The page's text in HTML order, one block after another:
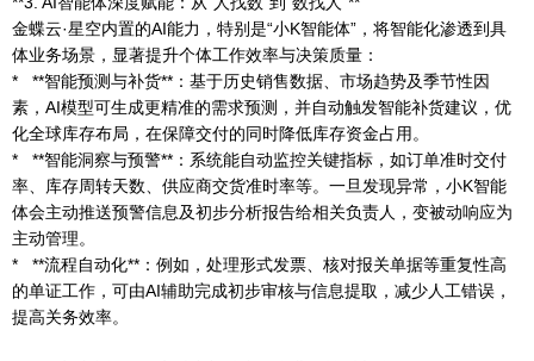
金蝶云·星空内置的AI能力，特别是“小K智能体”，将智能化渗透到具
体业务场景，显著提升个体工作效率与决策质量：
* **智能预测与补货**：基于历史销售数据、市场趋势及季节性因
素，AI模型可生成更精准的需求预测，并自动触发智能补货建议，优
化全球库存布局，在保障交付的同时降低库存资金占用。
* **智能洞察与预警**：系统能自动监控关键指标，如订单准时交付
率、库存周转天数、供应商交货准时率等。一旦发现异常，小K智能
体会主动推送预警信息及初步分析报告给相关负责人，变被动响应为
主动管理。
* **流程自动化**：例如，处理形式发票、核对报关单据等重复性高
的单证工作，可由AI辅助完成初步审核与信息提取，减少人工错误，
提高关务效率。